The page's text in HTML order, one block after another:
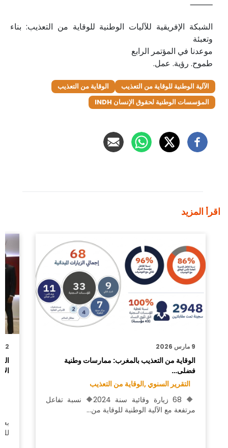
⸻
الشبكة الإفريقية للآليات الوطنية للوقاية من التعذيب: بناء
وتعبئة
موعدنا في المؤتمر الرابع
طموح. رؤية. عمل.
الآلية الوطنية للوقاية من التعذيب
الوقاية من التعذيب
المؤسسات الوطنية لحقوق الإنسان INDH
اقرأ المزيد
9 مارس 2026
الوقاية من التعذيب بالمغرب: ممارسات وطنية
فضلى…
التقرير السنوي ,الوقاية من التعذيب
🔶 68 زيارة وقائية سنة 2024🔶 نسبة تفاعل
مرتفعة مع الآلية الوطنية للوقاية من…
22 دجنبر 2025